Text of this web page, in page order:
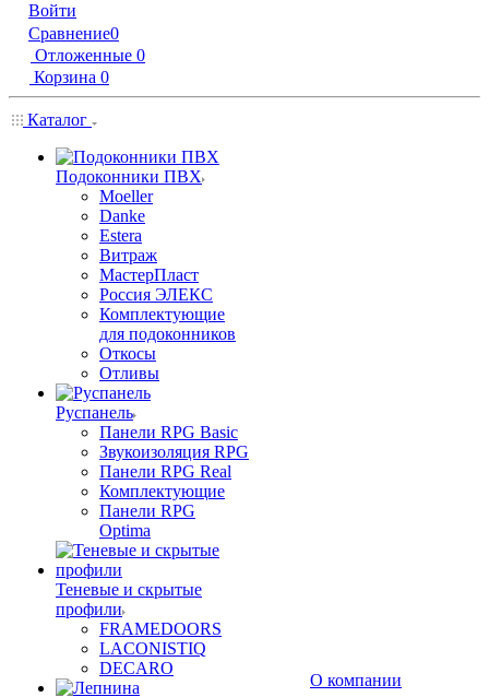
Войти
Сравнение0
Отложенные 0
Корзина 0
Каталог
Подоконники ПВХ
Moeller
Danke
Estera
Витраж
МастерПласт
Россия ЭЛЕКС
Комплектующие
для подоконников
Откосы
Отливы
Руспанель
Панели RPG Basic
Звукоизоляция RPG
Панели RPG Real
Комплектующие
Панели RPG
Optima
Теневые и скрытые
профили
FRAMEDOORS
LACONISTIQ
DECARO
О компании